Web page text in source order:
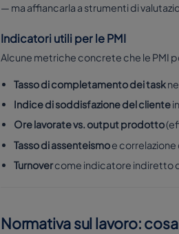
— ma affiancarla a strumenti di
Indicatori utili per le PMI
Alcune metriche concrete che le PMI
Tasso di completamento dei task
Indice di soddisfazione del cliente
Ore lavorate vs. output prodotto
Tasso di assenteismoe correlazione
Turnovercome indicatore indiretto
Normativa sul lavoro: